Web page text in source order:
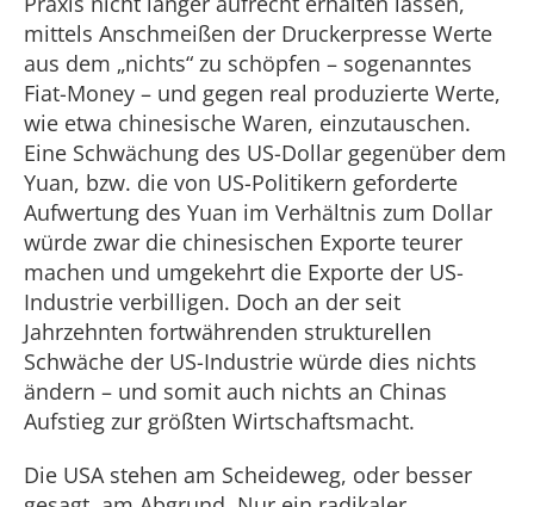
mittels Anschmeißen der Druckerpresse Werte
aus dem „nichts“ zu schöpfen – sogenanntes
Fiat-Money – und gegen real produzierte Werte,
wie etwa chinesische Waren, einzutauschen.
Eine Schwächung des US-Dollar gegenüber dem
Yuan, bzw. die von US-Politikern geforderte
Aufwertung des Yuan im Verhältnis zum Dollar
würde zwar die chinesischen Exporte teurer
machen und umgekehrt die Exporte der US-
Industrie verbilligen. Doch an der seit
Jahrzehnten fortwährenden strukturellen
Schwäche der US-Industrie würde dies nichts
ändern – und somit auch nichts an Chinas
Aufstieg zur größten Wirtschaftsmacht.
Die USA stehen am Scheideweg, oder besser